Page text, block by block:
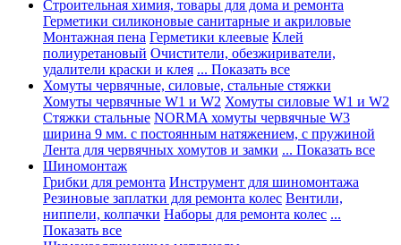
Строительная химия, товары для дома и ремонта
Герметики силиконовые санитарные и акриловые
Монтажная пена Герметики клеевые Клей
полиуретановый Очистители, обезжириватели,
удалители краски и клея ... Показать все
Хомуты червячные, силовые, стальные стяжки
Хомуты червячные W1 и W2 Хомуты силовые W1 и W2
Стяжки стальные NORMA хомуты червячные W3
ширина 9 мм. с постоянным натяжением, с пружиной
Лента для червячных хомутов и замки ... Показать все
Шиномонтаж
Грибки для ремонта Инструмент для шиномонтажа
Резиновые заплатки для ремонта колес Вентили,
ниппели, колпачки Наборы для ремонта колес ...
Показать все